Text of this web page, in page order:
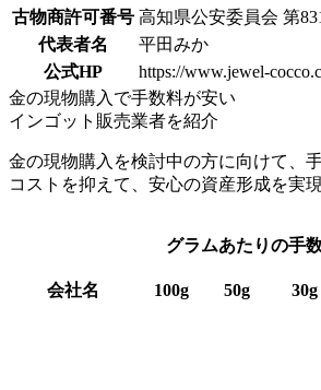
古物商許可番号 高知県公安委員会 第
代表者名
平田みか
公式HP
https://www.jewel-
金の現物購入で手数料が安い
インゴット販売業者を紹介
金の現物購入を検討中の方に向けて、
コストを抑えて、安心の資産形成を実
グラムあたりの手
会社名 100g 50g 30g